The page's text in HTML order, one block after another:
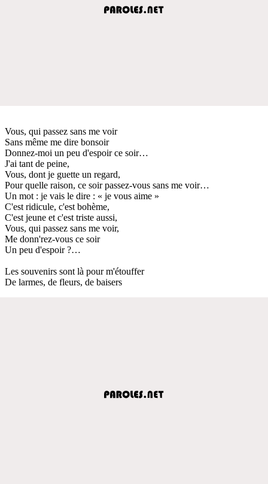
Vous, qui passez sans me voir
Sans même me dire bonsoir
Donnez-moi un peu d'espoir ce soir…
J'ai tant de peine,
Vous, dont je guette un regard,
Pour quelle raison, ce soir passez-vous sans me voir…
Un mot : je vais le dire : « je vous aime »
C'est ridicule, c'est bohème,
C'est jeune et c'est triste aussi,
Vous, qui passez sans me voir,
Me donn'rez-vous ce soir
Un peu d'espoir ?…
Les souvenirs sont là pour m'étouffer
De larmes, de fleurs, de baisers